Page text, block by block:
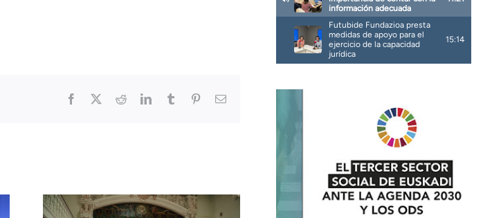
Facebook RedditLinkedInTumblr PinterestCorreo